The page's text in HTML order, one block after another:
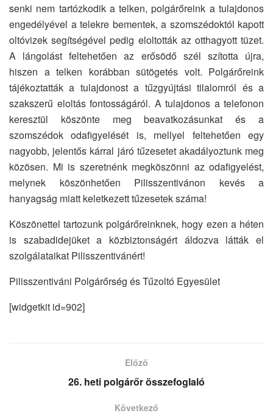
senki nem tartózkodik a telken, polgárőreink a tulajdonos
engedélyével a telekre bementek, a szomszédoktól kapott
oltóvizek segítségével pedig eloltották az otthagyott tüzet.
A lángolást feltehetően az erősödő szél szította újra,
hiszen a telken korábban sütögetés volt. Polgárőreink
tájékoztatták a tulajdonost a tűzgyújtási tilalomról és a
szakszerű eloltás fontosságáról. A tulajdonos a telefonon
keresztül köszönte meg beavatkozásunkat és a
szomszédok odafigyelését is, mellyel feltehetően egy
nagyobb, jelentős kárral járó tűzesetet akadályoztunk meg
közösen. Mi is szeretnénk megköszönni az odafigyelést,
melynek köszönhetően Pilisszentivánon kevés a
hanyagság miatt keletkezett tűzesetek száma!
Köszönettel tartozunk polgárőreinknek, hogy ezen a héten
is szabadidejüket a közbiztonságért áldozva látták el
szolgálataikat Pilisszentivánért!
Pilisszentiváni Polgárőrség és Tűzoltó Egyesület
[widgetkit id=902]
Előző
26. heti polgárőr összefoglaló
Következő